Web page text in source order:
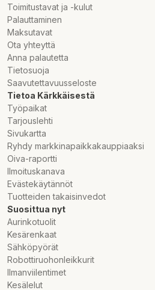
Toimitustavat ja -kulut
Palauttaminen
Maksutavat
Ota yhteyttä
Anna palautetta
Tietosuoja
Saavutettavuusseloste
Tietoa Kärkkäisestä
Työpaikat
Tarjouslehti
Sivukartta
Ryhdy markkinapaikkakauppiaaksi
Oiva-raportti
Ilmoituskanava
Evästekäytännöt
Tuotteiden takaisinvedot
Suosittua nyt
Aurinkotuolit
Kesärenkaat
Sähköpyörät
Robottiruohonleikkurit
Ilmanviilentimet
Kesälelut